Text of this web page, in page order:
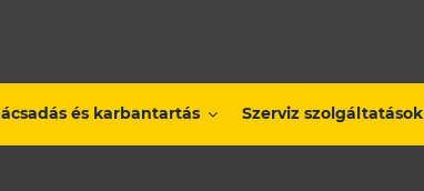
és karbantartás Szerviz szolgáltatások